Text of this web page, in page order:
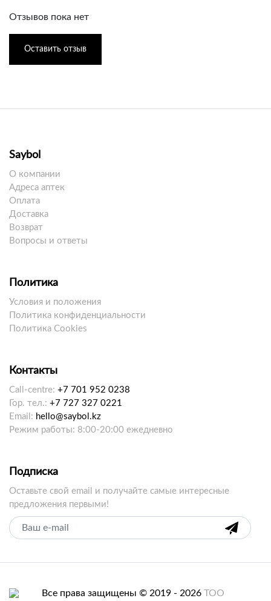
Отзывов пока нет
Оставить отзыв
Saybol
О компании
Адреса аптек
Оплата
Доставка
Возврат
Вопросы и ответы
Политика
Условия и положения
Политика конфиденциальности
Политика Cookies
Контакты
Call-centre: +7 701 952 0238
Гор. тел.: +7 727 327 0221
Email: hello@saybol.kz
Режим работы: 8:00-20:00 ежедневно
Подписка
Оставьте свой email и получайте самые интересные
предложения первыми!
Все права защищены © 2019 - 2026 ТОО